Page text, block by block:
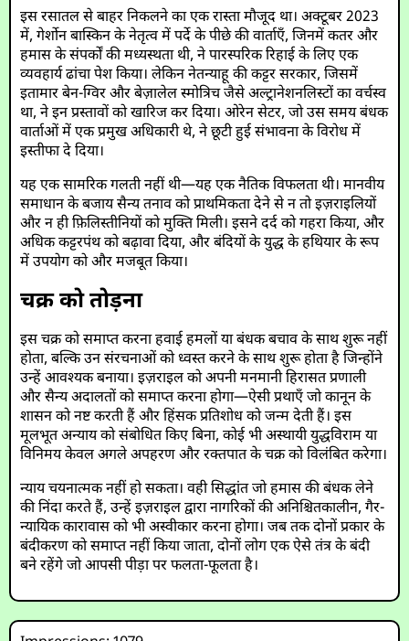
इस रसातल से बाहर निकलने का एक रास्ता मौजूद था। अक्टूबर 2023
में, गेर्शोन बास्किन के नेतृत्व में पर्दे के पीछे की वार्ताएँ, जिनमें कतर और
हमास के संपर्कों की मध्यस्थता थी, ने पारस्परिक रिहाई के लिए एक
व्यवहार्य ढांचा पेश किया। लेकिन नेतन्याहू की कट्टर सरकार, जिसमें
इतामार बेन-ग्विर और बेज़ालेल स्मोत्रिच जैसे अल्ट्रानेशनलिस्टों का वर्चस्व
था, ने इन प्रस्तावों को खारिज कर दिया। ओरेन सेटर, जो उस समय बंधक
वार्ताओं में एक प्रमुख अधिकारी थे, ने छूटी हुई संभावना के विरोध में
इस्तीफा दे दिया।
यह एक सामरिक गलती नहीं थी—यह एक नैतिक विफलता थी। मानवीय
समाधान के बजाय सैन्य तनाव को प्राथमिकता देने से न तो इज़राइलियों
और न ही फ़िलिस्तीनियों को मुक्ति मिली। इसने दर्द को गहरा किया, और
अधिक कट्टरपंथ को बढ़ावा दिया, और बंदियों के युद्ध के हथियार के रूप
में उपयोग को और मजबूत किया।
चक्र को तोड़ना
इस चक्र को समाप्त करना हवाई हमलों या बंधक बचाव के साथ शुरू नहीं
होता, बल्कि उन संरचनाओं को ध्वस्त करने के साथ शुरू होता है जिन्होंने
उन्हें आवश्यक बनाया। इज़राइल को अपनी मनमानी हिरासत प्रणाली
और सैन्य अदालतों को समाप्त करना होगा—ऐसी प्रथाएँ जो कानून के
शासन को नष्ट करती हैं और हिंसक प्रतिशोध को जन्म देती हैं। इस
मूलभूत अन्याय को संबोधित किए बिना, कोई भी अस्थायी युद्धविराम या
विनिमय केवल अगले अपहरण और रक्तपात के चक्र को विलंबित करेगा।
न्याय चयनात्मक नहीं हो सकता। वही सिद्धांत जो हमास की बंधक लेने
की निंदा करते हैं, उन्हें इज़राइल द्वारा नागरिकों की अनिश्चितकालीन, गैर-
न्यायिक कारावास को भी अस्वीकार करना होगा। जब तक दोनों प्रकार के
बंदीकरण को समाप्त नहीं किया जाता, दोनों लोग एक ऐसे तंत्र के बंदी
बने रहेंगे जो आपसी पीड़ा पर फलता-फूलता है।